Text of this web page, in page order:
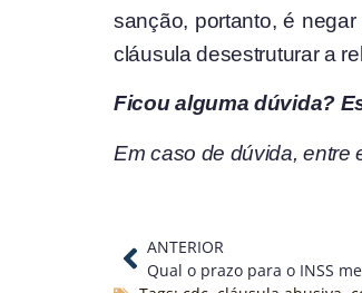
sanção, portanto, é
cláusula desestruturar a
Ficou alguma dúvida?
Em caso de dúvida, entre
ANTERIOR
Qual o prazo para o INSS